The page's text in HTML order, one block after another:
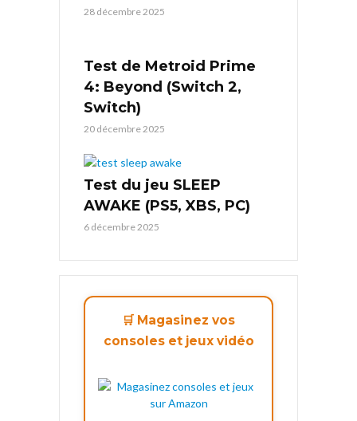
28 décembre 2025
Test de Metroid Prime
4: Beyond (Switch 2,
Switch)
20 décembre 2025
Test du jeu SLEEP
AWAKE (PS5, XBS, PC)
6 décembre 2025
🛒 Magasinez vos
consoles et jeux vidéo